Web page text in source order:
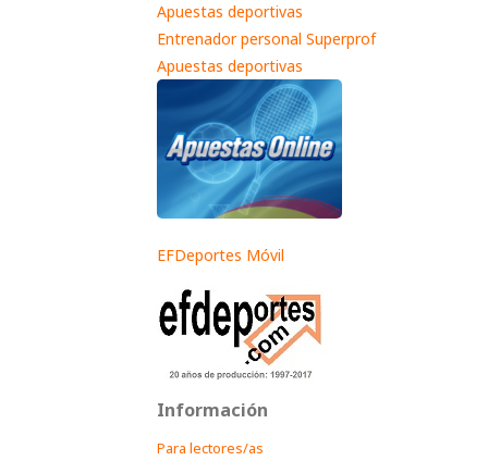
Apuestas deportivas
Entrenador personal Superprof
Apuestas deportivas
EFDeportes Móvil
Información
Para lectores/as